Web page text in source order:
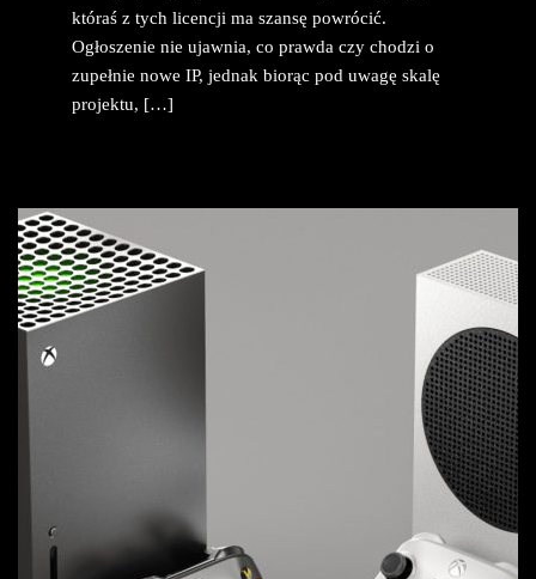
któraś z tych licencji ma szansę powrócić.
Ogłoszenie nie ujawnia, co prawda czy chodzi o
zupełnie nowe IP, jednak biorąc pod uwagę skalę
projektu, […]